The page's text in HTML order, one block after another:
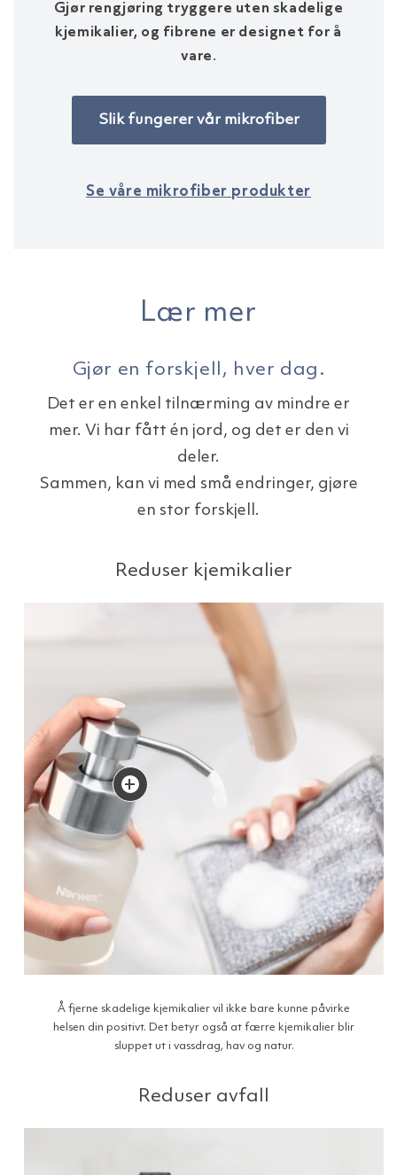
Gjør rengjøring tryggere uten skadelige
kjemikalier, og fibrene er designet for å
vare.
Slik fungerer vår mikrofiber
Se våre mikrofiber produkter
Lær mer
Gjør en forskjell, hver dag.
Det er en enkel tilnærming av mindre er
mer. Vi har fått én jord, og det er den vi
deler.
Sammen, kan vi med små endringer, gjøre
en stor forskjell.
Reduser kjemikalier
+
Å fjerne skadelige kjemikalier vil ikke bare kunne påvirke
helsen din positivt. Det betyr også at færre kjemikalier blir
sluppet ut i vassdrag, hav og natur.
Reduser avfall